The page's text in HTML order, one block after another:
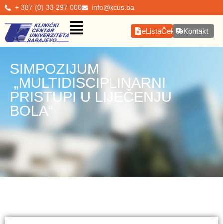
+ 387 (0) 33 297 000 info@kcus.ba
eListaČekanjaKontakt
SIMPOZIJUM
„MULTIDISCIPLINARNI
PRISTUPI U LIJEČENJU
BOLA“